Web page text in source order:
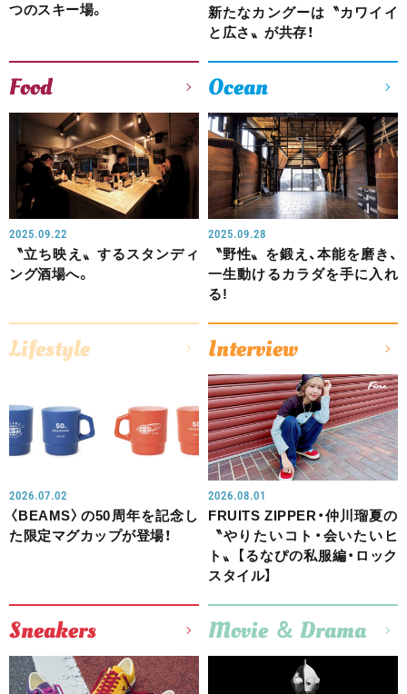
つのスキー場。
新たなカングーは〝カワイイ
と広さ〟が共存！
Food
2025.09.22
〝立ち映え〟するスタンディ
ング酒場へ。
Ocean
2025.09.28
〝野性〟を鍛え、本能を磨き、
一生動けるカラダを手に入れ
る!
Lifestyle
2026.07.02
〈BEAMS〉の50周年を記念し
た限定マグカップが登場！
Interview
2026.08.01
FRUITS ZIPPER・仲川瑠夏の
〝やりたいコト・会いたいヒ
ト〟【るなぴの私服編・ロック
スタイル】
Sneakers Movie ＆ Drama